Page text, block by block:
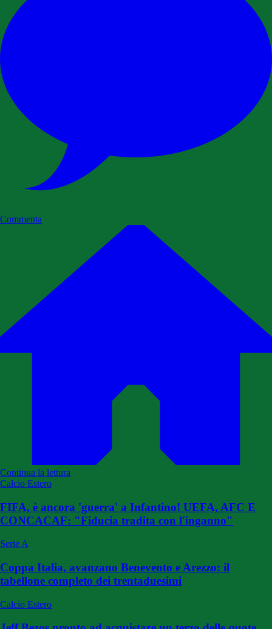
Commenta
Continua la lettura
Calcio Estero
FIFA, è ancora 'guerra' a Infantino! UEFA, AFC E
CONCACAF: "Fiducia tradita con l'inganno"
Serie A
Coppa Italia, avanzano Benevento e Arezzo: il
tabellone completo dei trentaduesimi
Calcio Estero